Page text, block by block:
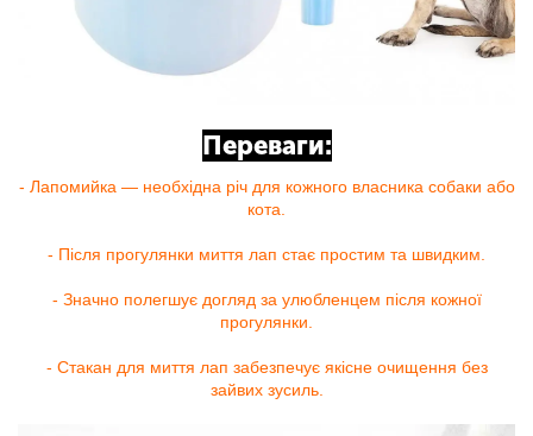
Переваги:
- Лапомийка — необхідна річ для кожного власника собаки або
кота.
- Після прогулянки миття лап стає простим та швидким.
- Значно полегшує догляд за улюбленцем після кожної
прогулянки.
- Стакан для миття лап забезпечує якісне очищення без
зайвих зусиль.